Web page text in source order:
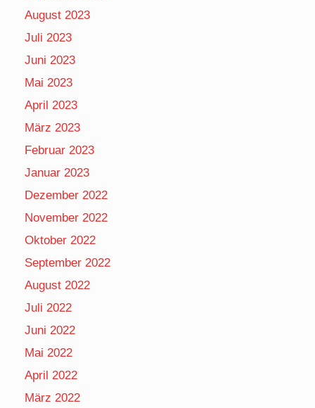
August 2023
Juli 2023
Juni 2023
Mai 2023
April 2023
März 2023
Februar 2023
Januar 2023
Dezember 2022
November 2022
Oktober 2022
September 2022
August 2022
Juli 2022
Juni 2022
Mai 2022
April 2022
März 2022